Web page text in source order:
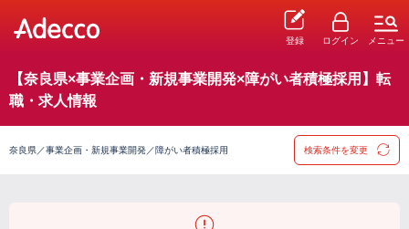
登録 ログイン メニュー
【奈良県×事業企画・新規事業開発×障がい者積極採用】転
職・求人情報
奈良県／事業企画・新規事業開発／障がい者積極採用 検索条件を変更